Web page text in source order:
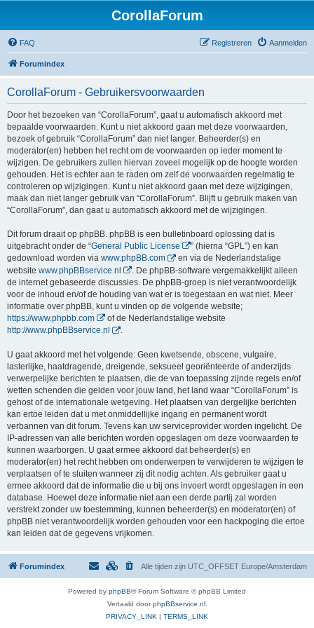
CorollaForum
FAQ Aanmelden
Registreren
Forumindex
CorollaForum - Gebruikersvoorwaarden
Door het bezoeken van “CorollaForum”, gaat u automatisch akkoord met
bepaalde voorwaarden. Kunt u niet akkoord gaan met deze voorwaarden,
bezoek of gebruik “CorollaForum” dan niet langer. Beheerder(s) en
moderator(en) hebben het recht om de voorwaarden op ieder moment te
wijzigen. De gebruikers zullen hiervan zoveel mogelijk op de hoogte worden
gehouden. Het is echter aan te raden om zelf de voorwaarden regelmatig te
controleren op wijzigingen. Kunt u niet akkoord gaan met deze wijzigingen,
maak dan niet langer gebruik van “CorollaForum”. Blijft u gebruik maken van
“CorollaForum”, dan gaat u automatisch akkoord met de wijzigingen.
Dit forum draait op phpBB. phpBB is een bulletinboard oplossing dat is
uitgebracht onder de “General Public License
” (hierna “GPL”) en kan
gedownload worden via www.phpBB.com
en via de Nederlandstalige
website www.phpBBservice.nl
. De phpBB-software vergemakkelijkt alleen
de internet gebaseerde discussies. De phpBB-groep is niet verantwoordelijk
voor de inhoud en/of de houding van wat er is toegestaan en wat niet. Meer
informatie over phpBB, kunt u vinden op de volgende website;
https://www.phpbb.com
of de Nederlandstalige website
http://www.phpBBservice.nl
.
U gaat akkoord met het volgende: Geen kwetsende, obscene, vulgaire,
lasterlijke, haatdragende, dreigende, seksueel georiënteerde of anderzijds
verwerpelijke berichten te plaatsen, die de van toepassing zijnde regels en/of
wetten schenden die gelden voor jouw land, het land waar “CorollaForum” is
gehost of de internationale wetgeving. Het plaatsen van dergelijke berichten
kan ertoe leiden dat u met onmiddellijke ingang en permanent wordt
verbannen van dit forum. Tevens kan uw serviceprovider worden ingelicht. De
IP-adressen van alle berichten worden opgeslagen om deze voorwaarden te
kunnen waarborgen. U gaat ermee akkoord dat beheerder(s) en
moderator(en) het recht hebben om onderwerpen te verwijderen te wijzigen te
verplaatsen of te sluiten wanneer zij dit nodig achten. Als gebruiker gaat u
ermee akkoord dat de informatie die u bij ons invoert wordt opgeslagen in een
database. Hoewel deze informatie niet aan een derde partij zal worden
verstrekt zonder uw toestemming, kunnen beheerder(s) en moderator(en) of
phpBB niet verantwoordelijk worden gehouden voor een hackpoging die ertoe
kan leiden dat de gegevens vrijkomen.
Forumindex Alle tijden zijn UTC_OFFSET Europe/Amsterdam
Powered by phpBB® Forum Software © phpBB Limited
Vertaald doorphpBBservice.nl.
PRIVACY_LINK | TERMS_LINK